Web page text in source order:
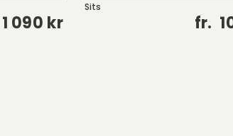
1 090 kr
Sits
fr.